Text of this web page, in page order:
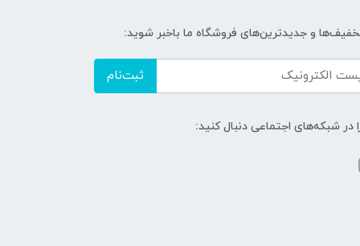
و جدیدترین‌های فروشگاه ما باخبر شوید:
ثبت‌نام
در شبکه‌های اجتماعی دنبال کنید: